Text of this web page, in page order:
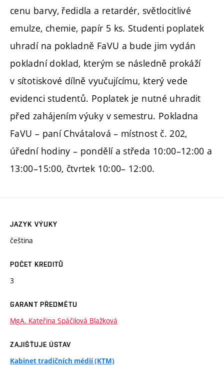
cenu barvy, ředidla a retardér, světlocitlivé
emulze, chemie, papír 5 ks. Studenti poplatek
uhradí na pokladně FaVU a bude jim vydán
pokladní doklad, kterým se následně prokáží
v sítotiskové dílně vyučujícímu, který vede
evidenci studentů. Poplatek je nutné uhradit
před zahájením výuky v semestru. Pokladna
FaVU – paní Chvátalová – místnost č. 202,
úřední hodiny – pondělí a středa 10:00–12:00 a
13:00–15:00, čtvrtek 10:00– 12:00.
JAZYK VÝUKY
čeština
POČET KREDITŮ
3
GARANT PŘEDMĚTU
MgA. Kateřina Spáčilová Blažková
ZAJIŠŤUJE ÚSTAV
Kabinet tradičních médií (KTM)